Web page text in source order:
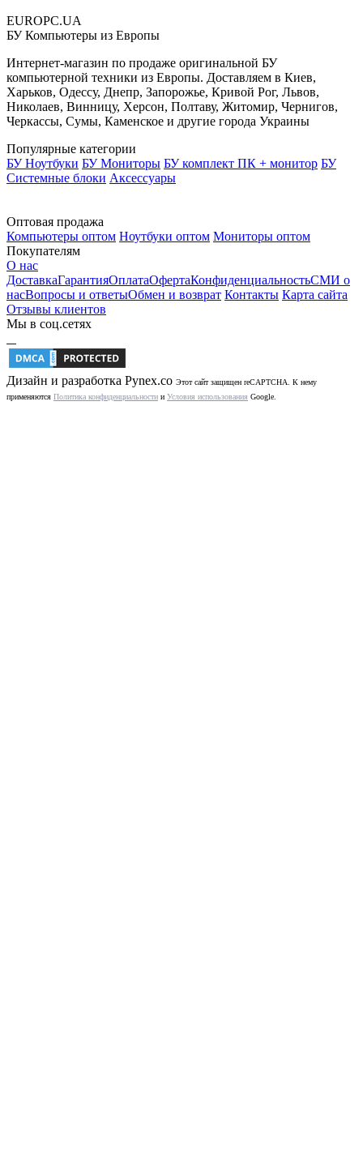
EUROPC.UA
БУ Компьютеры из Европы
Интернет-магазин по продаже оригинальной БУ
компьютерной техники из Европы. Доставляем в Киев,
Харьков, Одессу, Днепр, Запорожье, Кривой Рог, Львов,
Николаев, Винницу, Херсон, Полтаву, Житомир, Чернигов,
Черкассы, Сумы, Каменское и другие города Украины
Популярные категории
БУ Ноутбуки БУ Мониторы БУ комплект ПК + монитор БУ
Системные блоки Аксессуары
Оптовая продажа
Компьютеры оптом Ноутбуки оптом Мониторы оптом
Покупателям
О нас
ДоставкаГарантияОплатаОфертаКонфиденциальностьСМИ о
насВопросы и ответыОбмен и возврат Контакты Карта сайта
Отзывы клиентов
Мы в соц.сетях
Дизайн и разработка Pynex.co Этот сайт защищен reCAPTCHA. К нему
применяются Политика конфиденциальности и Условия использования Google.